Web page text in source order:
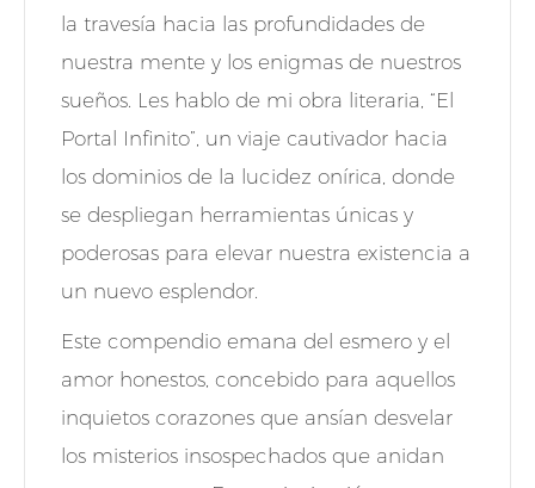
la travesía hacia las profundidades de
nuestra mente y los enigmas de nuestros
sueños. Les hablo de mi obra literaria, “El
Portal Infinito”, un viaje cautivador hacia
los dominios de la lucidez onírica, donde
se despliegan herramientas únicas y
poderosas para elevar nuestra existencia a
un nuevo esplendor.
Este compendio emana del esmero y el
amor honestos, concebido para aquellos
inquietos corazones que ansían desvelar
los misterios insospechados que anidan